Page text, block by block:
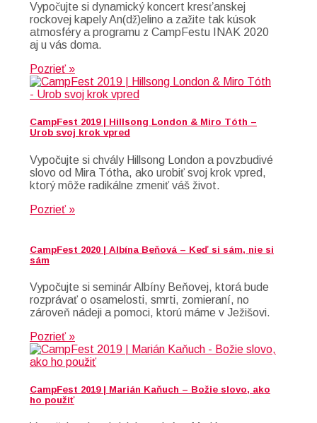
Vypočujte si dynamický koncert kresťanskej
rockovej kapely An(dž)elino a zažite tak kúsok
atmosféry a programu z CampFestu INAK 2020
aj u vás doma.
Pozrieť »
CampFest 2019 | Hillsong London & Miro Tóth –
Urob svoj krok vpred
Vypočujte si chvály Hillsong London a povzbudivé
slovo od Mira Tótha, ako urobiť svoj krok vpred,
ktorý môže radikálne zmeniť váš život.
Pozrieť »
CampFest 2020 | Albína Beňová – Keď si sám, nie si
sám
Vypočujte si seminár Albíny Beňovej, ktorá bude
rozprávať o osamelosti, smrti, zomieraní, no
zároveň nádeji a pomoci, ktorú máme v Ježišovi.
Pozrieť »
CampFest 2019 | Marián Kaňuch – Božie slovo, ako
ho použiť